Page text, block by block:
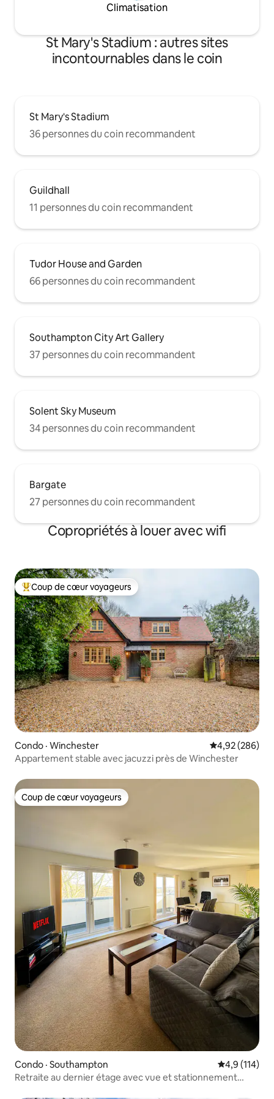
Climatisation
St Mary's Stadium : autres sites
incontournables dans le coin
St Mary's Stadium
36 personnes du coin recommandent
Guildhall
11 personnes du coin recommandent
Tudor House and Garden
66 personnes du coin recommandent
Southampton City Art Gallery
37 personnes du coin recommandent
Solent Sky Museum
34 personnes du coin recommandent
Bargate
27 personnes du coin recommandent
Copropriétés à louer avec wifi
Coup de cœur voyageurs parmi les plus aimés
Coup de cœur voyageurs
Condo · Winchester Note
4,92 (286)
Appartement stable avec jacuzzi près de Winchester
Coup de cœur voyageurs
Coup de cœur voyageurs
Condo · Southampton Note
4,9 (114)
Retraite au dernier étage avec vue et stationnement